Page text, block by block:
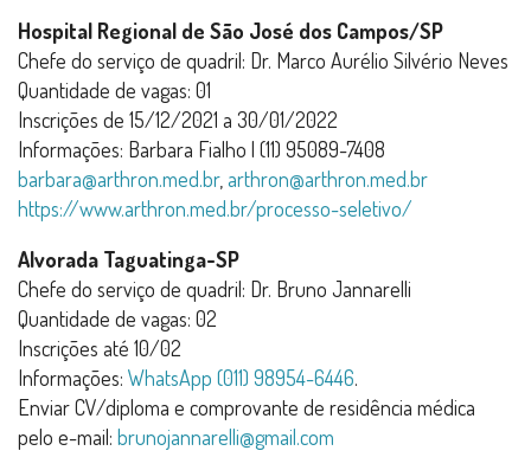
Hospital Regional de São José dos Campos/SP
Chefe do serviço de quadril: Dr. Marco Aurélio Silvério Neves
Quantidade de vagas: 01
Inscrições de 15/12/2021 a 30/01/2022
Informações: Barbara Fialho | (11) 95089-7408
barbara@arthron.med.br, arthron@arthron.med.br
https://www.arthron.med.br/processo-seletivo/
Alvorada Taguatinga-SP
Chefe do serviço de quadril: Dr. Bruno Jannarelli
Quantidade de vagas: 02
Inscrições até 10/02
Informações: WhatsApp (011) 98954-6446.
Enviar CV/diploma e comprovante de residência médica
pelo e-mail: brunojannarelli@gmail.com